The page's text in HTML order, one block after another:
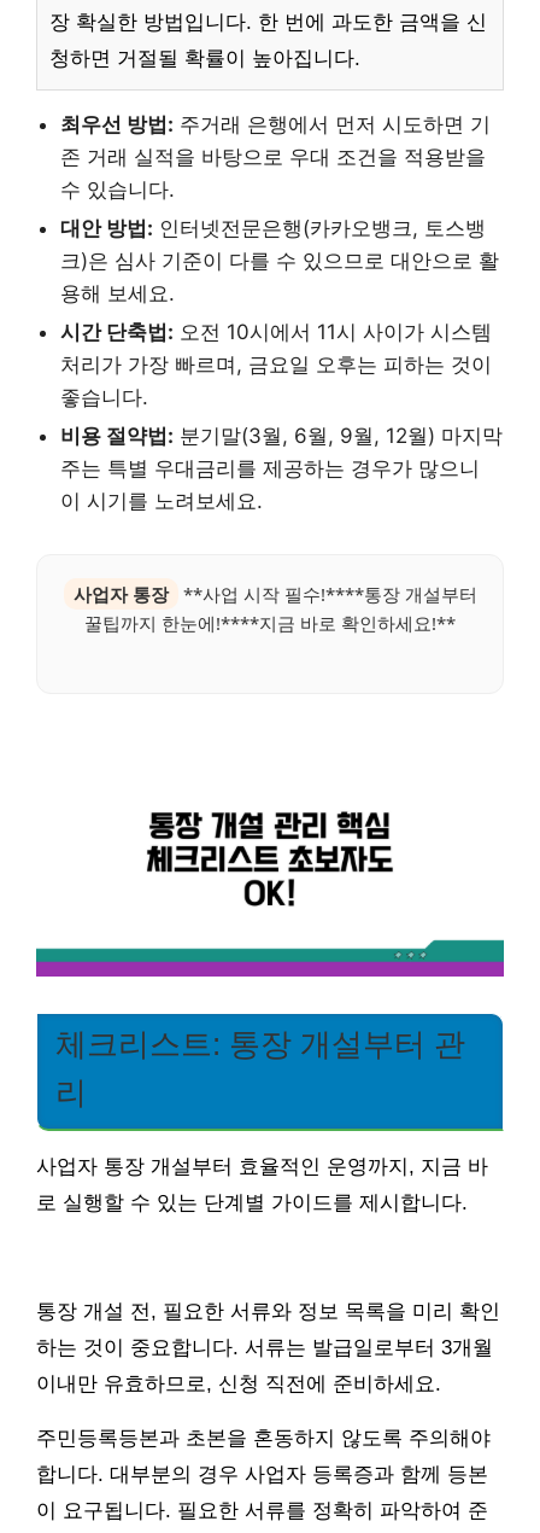
장 확실한 방법입니다. 한 번에 과도한 금액을 신
청하면 거절될 확률이 높아집니다.
최우선 방법: 주거래 은행에서 먼저 시도하면 기
존 거래 실적을 바탕으로 우대 조건을 적용받을
수 있습니다.
대안 방법: 인터넷전문은행(카카오뱅크, 토스뱅
크)은 심사 기준이 다를 수 있으므로 대안으로 활
용해 보세요.
시간 단축법: 오전 10시에서 11시 사이가 시스템
처리가 가장 빠르며, 금요일 오후는 피하는 것이
좋습니다.
비용 절약법: 분기말(3월, 6월, 9월, 12월) 마지막
주는 특별 우대금리를 제공하는 경우가 많으니
이 시기를 노려보세요.
사업자 통장
**사업 시작 필수!****통장 개설부터
꿀팁까지 한눈에!****지금 바로 확인하세요!**
체크리스트: 통장 개설부터 관
리
사업자 통장 개설부터 효율적인 운영까지, 지금 바
로 실행할 수 있는 단계별 가이드를 제시합니다.
통장 개설 전, 필요한 서류와 정보 목록을 미리 확인
하는 것이 중요합니다. 서류는 발급일로부터 3개월
이내만 유효하므로, 신청 직전에 준비하세요.
주민등록등본과 초본을 혼동하지 않도록 주의해야
합니다. 대부분의 경우 사업자 등록증과 함께 등본
이 요구됩니다. 필요한 서류를 정확히 파악하여 준